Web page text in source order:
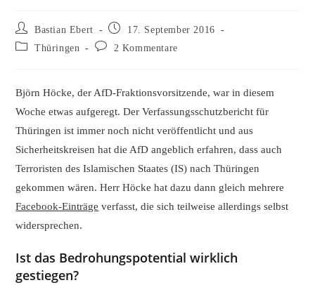
Beitrags-
Autor:
Bastian Ebert
Beitrag17. September 2016
Beitrags-Thüringen
Beitrags-2 Kommentare
Björn Höcke, der AfD-Fraktionsvorsitzende, war in diesem
Woche etwas aufgeregt. DerVerfassungsschutzbericht für
Thüringen ist immer noch nicht veröffentlicht und aus
Sicherheitskreisen hat die AfD angeblich erfahren, dass auch
Terroristen des Islamischen Staates (IS) nach Thüringen
gekommen wären. Herr Höcke hat dazu dann gleich mehrere
Facebook-Einträge verfasst, die sich teilweise allerdings selbst
widersprechen.
Ist das Bedrohungspotential wirklich
gestiegen?